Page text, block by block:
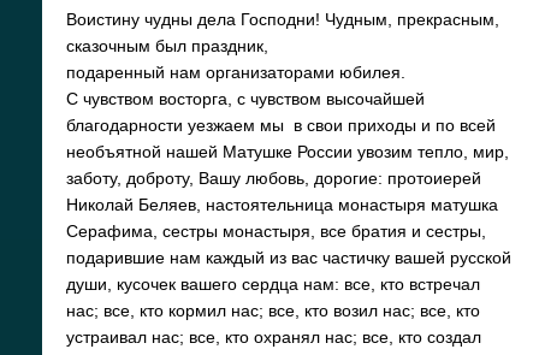
Воистину чудны дела Господни! Чудным, прекрасным,
сказочным был праздник,
подаренный нам организаторами юбилея.
С чувством восторга, с чувством высочайшей
благодарности уезжаем мы в свои приходы и по всей
необъятной нашей Матушке России увозим тепло, мир,
заботу, доброту, Вашу любовь, дорогие: протоиерей
Николай Беляев, настоятельница монастыря матушка
Серафима, сестры монастыря, все братия и сестры,
подарившие нам каждый из вас частичку вашей русской
души, кусочек вашего сердца нам: все, кто встречал
нас; все, кто кормил нас; все, кто возил нас; все, кто
устраивал нас; все, кто охранял нас; все, кто создал